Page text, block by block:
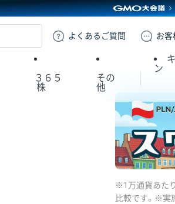
GMOクリック証券
よくある ご質問 お客
３６５
株
その
他
ン
※1万通貨あた
比較です。※実